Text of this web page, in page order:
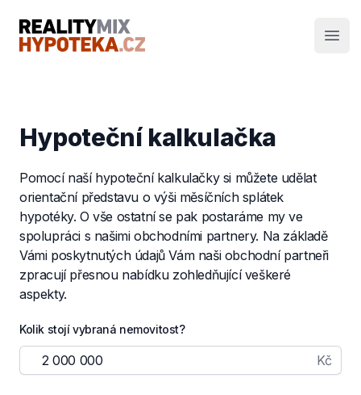
RealityMIX Hypotéka
Hypoteční kalkulačka
Pomocí naší hypoteční kalkulačky si můžete udělat
orientační představu o výši měsíčních splátek
hypotéky. O vše ostatní se pak postaráme my ve
spolupráci s našimi obchodními partnery. Na základě
Vámi poskytnutých údajů Vám naši obchodní partneři
zpracují přesnou nabídku zohledňující veškeré
aspekty.
Kolik stojí vybraná nemovitost?
Kč